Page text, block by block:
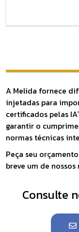
A Melida fornece
injetadas para
certificados pelas
garantir o
normas técnicas
Peça seu
breve um de
Consulte